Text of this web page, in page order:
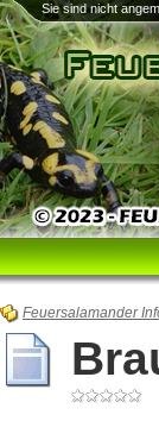
Sie sind nicht
Feuersalamander